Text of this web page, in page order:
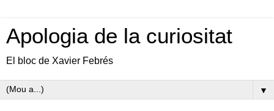
Apologia de la curiositat
El bloc de Xavier Febrés
▼